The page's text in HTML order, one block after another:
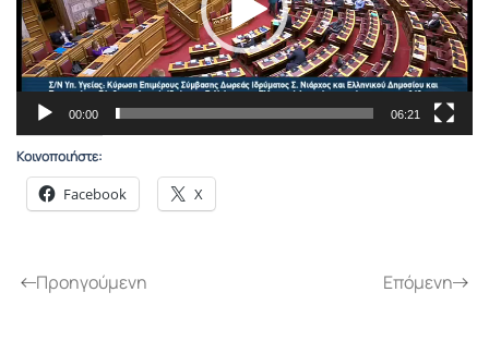
00:00 06:21
Κοινοποιήστε:
Facebook X
Προηγούμενη Επόμενη